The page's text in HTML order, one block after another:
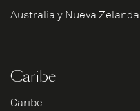
Australia y Nueva Zelanda
Caribe
Caribe